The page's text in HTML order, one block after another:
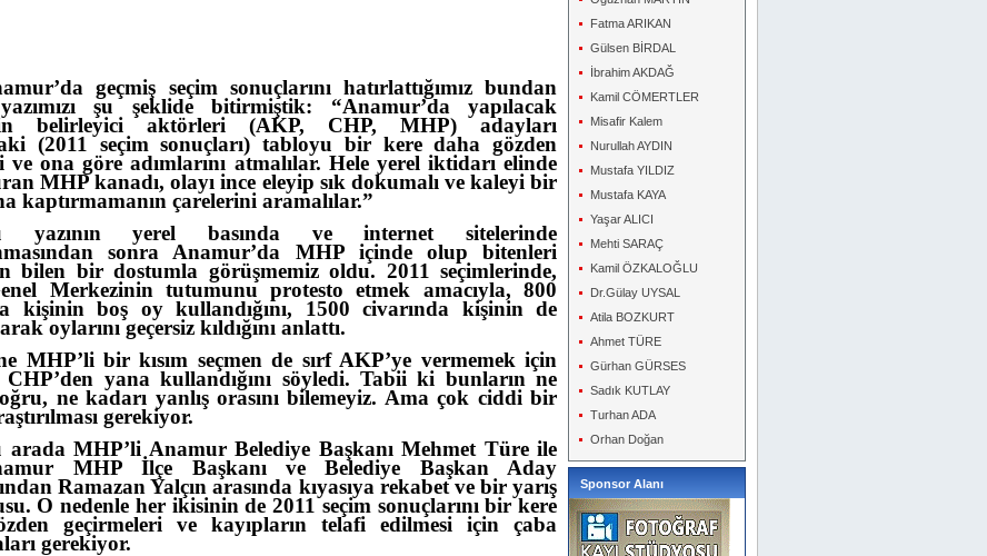
geçmiş seçim sonuçlarını hatırlattığımız bundan
şu şeklide bitirmiştik: “Anamur’da yapılacak
belirleyici aktörleri (AKP, CHP, MHP) adayları
(2011 seçim sonuçları) tabloyu bir kere daha gözden
ve ona göre adımlarını atmalılar. Hele yerel iktidarı elinde
MHP kanadı, olayı ince eleyip sık dokumalı ve kaleyi bir
kaptırmamanın çarelerini aramalılar.”
yazının yerel basında ve internet sitelerinde
sonra Anamur’da MHP içinde olup bitenleri
bilen bir dostumla görüşmemiz oldu. 2011 seçimlerinde,
Merkezinin tutumunu protesto etmek amacıyla, 800
kişinin boş oy kullandığını, 1500 civarında kişinin de
oylarını geçersiz kıldığını anlattı.
MHP’li bir kısım seçmen de sırf AKP’ye vermemek için
yana kullandığını söyledi. Tabii ki bunların ne
ne kadarı yanlış orasını bilemeyiz. Ama çok ciddi bir
gerekiyor.
arada MHP’li Anamur Belediye Başkanı Mehmet Türe ile
MHP İlçe Başkanı ve Belediye Başkan Aday
Ramazan Yalçın arasında kıyasıya rekabet ve bir yarış
O nedenle her ikisinin de 2011 seçim sonuçlarını bir kere
geçirmeleri ve kayıpların telafi edilmesi için çaba
gerekiyor.
Fatma ARIKAN
Gülsen BİRDAL
İbrahim AKDAĞ
Kamil CÖMERTLER
Misafir Kalem
Nurullah AYDIN
Mustafa YILDIZ
Mustafa KAYA
Yaşar ALICI
Mehti SARAÇ
Kamil ÖZKALOĞLU
Dr.Gülay UYSAL
Atila BOZKURT
Ahmet TÜRE
Gürhan GÜRSES
Sadık KUTLAY
Turhan ADA
Orhan Doğan
Sponsor Alanı